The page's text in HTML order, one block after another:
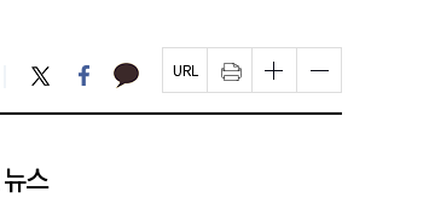
트
위
터
페
이
스
카
카 페
이
지
인
쇄
하
글
자
크
글
자
크
스